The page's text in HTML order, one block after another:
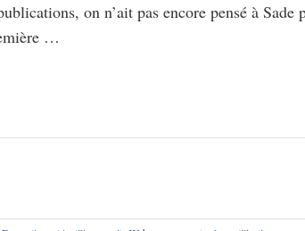
on n’ait pas encore pensé à
…